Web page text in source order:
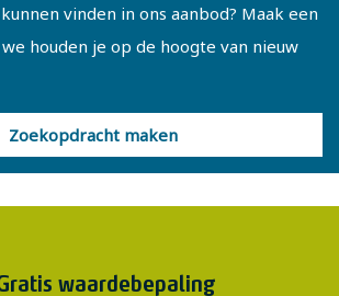
kozijnen
tot kantoorruimte
70 m²
bezichtigen? Plan dan eenvoudig online
vinden in ons aanbod? Maak een
houden je op de hoogte van nieuw
Zoekopdracht maken
waardebepaling